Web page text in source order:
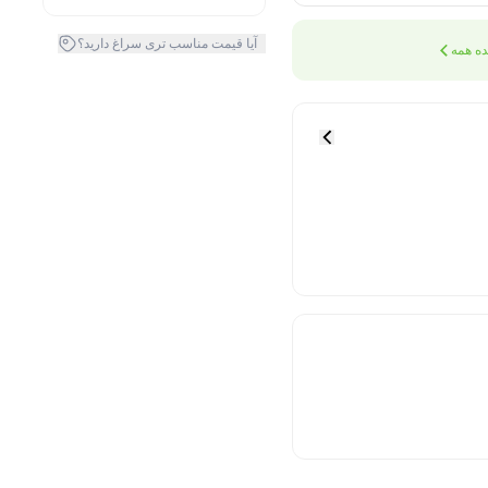
همه آیا قیمت مناسب تری سراغ دارید؟